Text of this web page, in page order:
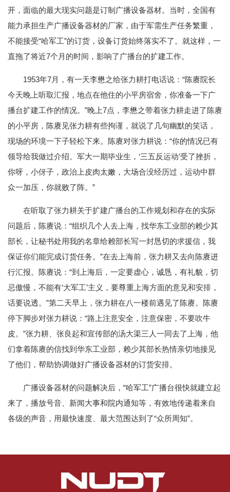
开，面临的最大现实问题是订制广播设备器材。当时，全国有
能力承担生产广播设备器材的厂家，由于军需生产任务繁重，
不能接受“哈军工”的订货，设备订货始终落实不了。就这样，一
直拖了将近7个月的时间，影响了广播台的扩建工作。
1953年7月，有一天李懋之给张力耕打电话说：“陈赓院长
今天晚上听取汇报，地点在他住的小平房宿舍，你准备一下广
播台扩建工作的情况。”晚上7点，李懋之带着张力耕走进了陈赓
的小平房，陈赓见张力耕有些拘谨，就说了几句幽默的笑话，
现场的环境一下子轻松下来。陈赓对张力耕说：“你的情况已有
领导给我做过介绍。军大一期毕业生，‘三五反运动’受了挫折，
你呀，小伢子，政治上皮肉太嫩，大场合没经历过，运动中群
众一加压，你就败了阵。”
在听取了张力耕关于扩建广播台的工作规划和存在的实际
问题后，陈赓说：“组织几个人去上海，找华东工业部的赖少其
部长，让秘书处用我的名章给赖部长写一封恳切的求援信，我
保证你们能完成订货任务。”在去上海前，张力耕又去向陈赓进
行汇报。陈赓说：“到上海后，一定要虚心，诚恳，有礼貌，切
忌傲慢，不能有‘大军工’主义，要尊重上海方面的意见和安排，
话要说透。”第二天早上，张力耕在八一楼前遇见了陈赓。陈赓
停下脚步对张力耕说：“路上注意安全，注意保密，不要吹牛
皮。”张力耕、张良起和宣传部的汤大渠三人一同去了上海，他
们拿着陈赓的信找到华东工业部，赖少其部长热情亲切地接见
了他们，帮助协调做好广播设备器材的订货安排。
广播设备器材的问题解决后，“哈军工”广播台很快就建立起
来了，播放号音、新闻大事和院内通知等，有效地传递着来自
各级的声音，用最快速度、最大范围达到了“众所周知”。